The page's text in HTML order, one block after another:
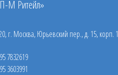
М Ритейл»
г. Москва, Юрьевский пер., д. 15, корп. 1
7832619
3603991